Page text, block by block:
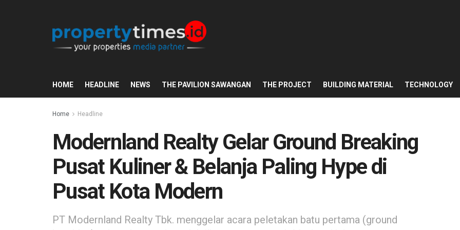
HOME HEADLINE NEWS THE PAVILION SAWANGAN THE PROJECT BUILDING MATERIAL TECHNOLOGY
Home Headline
Modernland Realty Gelar Ground Breaking
Pusat Kuliner & Belanja Paling Hype di
Pusat Kota Modern
PT Modernland Realty Tbk. menggelar acara peletakan batu pertama (ground